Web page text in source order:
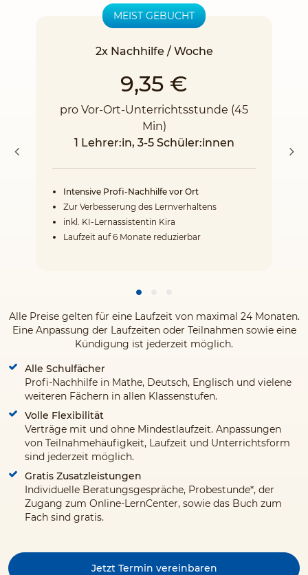
MEIST GEBUCHT
2x Nachhilfe / Woche
9,35 €
pro Vor-Ort-Unterrichtsstunde (45
Min)
1 Lehrer:in, 3-5 Schüler:innen
Intensive Profi-Nachhilfe vor Ort
Zur Verbesserung des Lernverhaltens
inkl. KI-Lernassistentin Kira
Laufzeit auf 6 Monate reduzierbar
Alle Preise gelten für eine Laufzeit von maximal 24 Monaten.
Eine Anpassung der Laufzeiten oder Teilnahmen sowie eine
Kündigung ist jederzeit möglich.
Alle Schulfächer
Profi-Nachhilfe in Mathe, Deutsch, Englisch und vielene
weiteren Fächern in allen Klassenstufen.
Volle Flexibilität
Verträge mit und ohne Mindestlaufzeit. Anpassungen
von Teilnahmehäufigkeit, Laufzeit und Unterrichtsform
sind jederzeit möglich.
Gratis Zusatzleistungen
Individuelle Beratungsgespräche, Probestunde*, der
Zugang zum Online-LernCenter, sowie das Buch zum
Fach sind gratis.
Jetzt Termin vereinbaren